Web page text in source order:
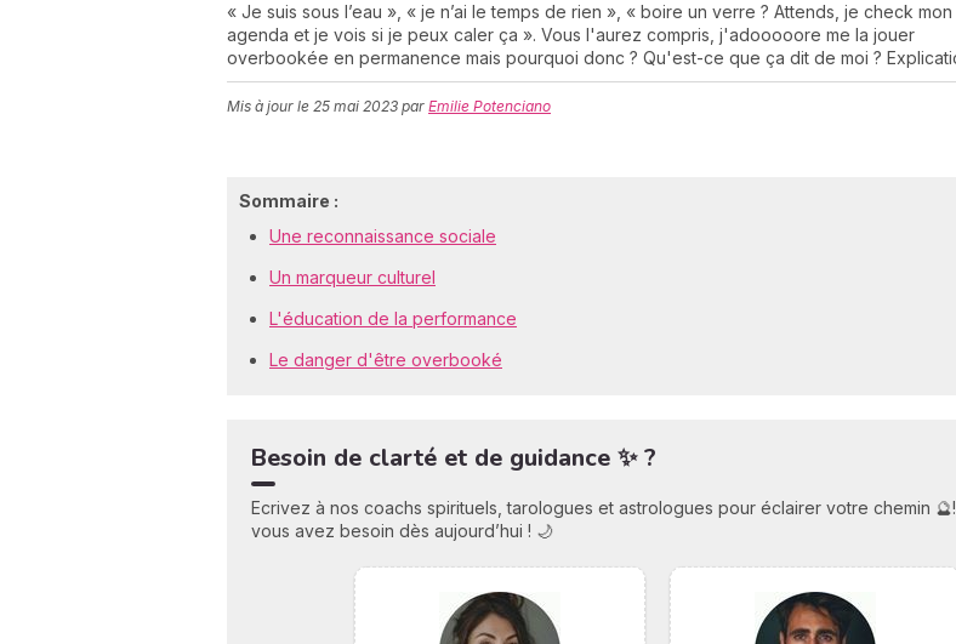
« Je suis sous l’eau », « je n’ai le temps de rien », « boire un verre ? Attends, je check mon
agenda et je vois si je peux caler ça ». Vous l'aurez compris, j'adooooore me la jouer
overbookée en permanence mais pourquoi donc ? Qu'est-ce que ça dit de moi ?
Mis à jour le 25 mai 2023 par Emilie Potenciano
Sommaire :
Une reconnaissance sociale
Un marqueur culturel
L'éducation de la performance
Le danger d'être overbooké
Besoin de clarté et de guidance ✨ ?
Ecrivez à nos coachs spirituels, tarologues et astrologues pour éclairer votre chemin
vous avez besoin dès aujourd’hui ! 🌙